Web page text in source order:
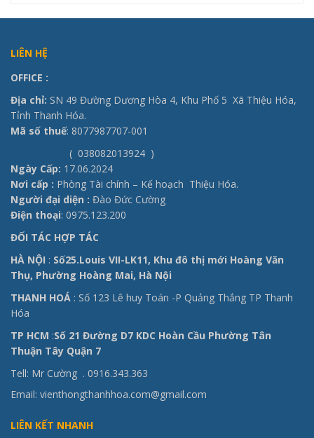
LIÊN HỆ
OFFICE :
Địa chỉ: SN 49 Đường Dương Hòa 4, Khu Phố 5 Xã Thiệu Hóa,
Tỉnh Thanh Hóa.
Mã số thuế: 8077987707-001
( 038082013924 )
Ngày Cấp: 17.06.2024
Nơi cấp : Phòng Tài chính – Kế hoạch Thiệu Hóa.
Người đại diện : Đào Đức Cường
Điện thoại: 0975.123.200
ĐỐI TÁC HỢP TÁC
HÀ NỘI : Số25.Louis VII-LK11, Khu đô thị mới Hoàng Văn
Thụ, Phường Hoàng Mai, Hà Nội
THANH HOÁ : Số 123 Lê huy Toán -P Quảng Thắng TP Thanh
Hóa
TP HCM :Số 21 Đường D7 KDC Hoàn Cầu Phường Tân
Thuận Tây Quận 7
Tell: Mr Cường . 0916.343.363
Email: vienthongthanhhoa.com@gmail.com
LIÊN KẾT NHANH